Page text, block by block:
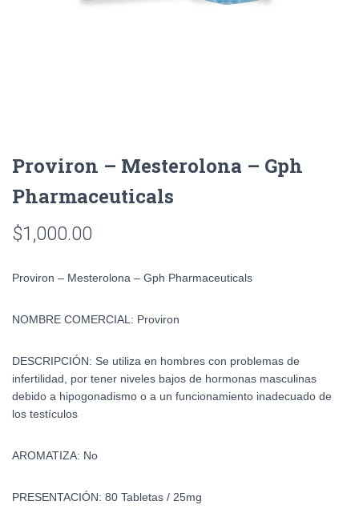
Proviron – Mesterolona – Gph
Pharmaceuticals
$1,000.00
Proviron – Mesterolona – Gph Pharmaceuticals
NOMBRE COMERCIAL: Proviron
DESCRIPCIÓN: Se utiliza en hombres con problemas de
infertilidad, por tener niveles bajos de hormonas masculinas
debido a hipogonadismo o a un funcionamiento inadecuado de
los testículos
AROMATIZA: No
PRESENTACIÓN: 80 Tabletas / 25mg